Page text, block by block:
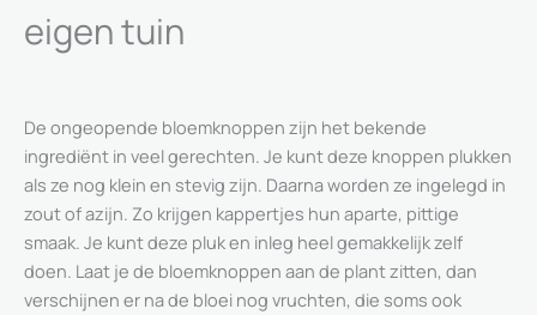
eigen tuin
De ongeopende bloemknoppen zijn het bekende
ingrediënt in veel gerechten. Je kunt deze knoppen plukken
als ze nog klein en stevig zijn. Daarna worden ze ingelegd in
zout of azijn. Zo krijgen kappertjes hun aparte, pittige
smaak. Je kunt deze pluk en inleg heel gemakkelijk zelf
doen. Laat je de bloemknoppen aan de plant zitten, dan
verschijnen er na de bloei nog vruchten, die soms ook